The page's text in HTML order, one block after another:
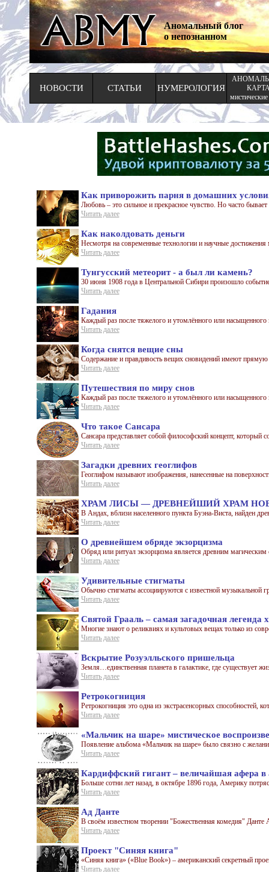
Аномальный блог
о непознанном
НОВОСТИ СТАТЬИ НУМЕРОЛОГИЯ
Как приворожить парня в домашних
Любовь – это сильное и прекрасное чувство. Но часто
Читать далее
Как наколдовать деньги
Несмотря на современные технологии и научные
Читать далее
Тунгусский метеорит - а был ли камень?
30 июня 1908 года в Центральной Сибири произошло
Читать далее
Гадания
Каждый раз после тяжелого и утомлённого или насыщенного
Читать далее
Когда снятся вещие сны
Содержание и правдивость вещих сновидений имеют
Читать далее
Путешествия по миру снов
Каждый раз после тяжелого и утомлённого или насыщенного
Читать далее
Что такое Сансара
Сансара представляет собой философский концепт,
Читать далее
Загадки древних геоглифов
Геоглифом называют изображения, нанесенные на
Читать далее
ХРАМ ЛИСЫ — ДРЕВНЕЙШИЙ ХРАМ
В Андах, вблизи населенного пункта Буэна-Виста, найден
Читать далее
О древнейшем обряде экзорцизма
Обряд или ритуал экзорцизма является древним магическим
Читать далее
Удивительные стигматы
Обычно стигматы ассоциируются с известной музыкальной
Читать далее
Святой Грааль – самая загадочная легенда
Многие знают о реликвиях и культовых вещах только из
Читать далее
Вскрытие Розуэлльского пришельца
Земля…единственная планета в галактике, где существует
Читать далее
Ретрокогниция
Ретрокогниция это одна из экстрасенсорных способностей,
Читать далее
«Мальчик на шаре» мистическое
Появление альбома «Мальчик на шаре» было связно с
Читать далее
Кардиффский гигант – величайшая афера в
Больше сотни лет назад, в октябре 1896 года, Америку
Читать далее
Ад Данте
В своём известном творении "Божественная комедия" Данте
Читать далее
Проект "Синяя книга"
«Синяя книга» («Blue Book») – американский секретный
Читать далее